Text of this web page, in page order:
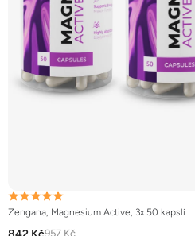
Zengana, Magnesium Active, 3x 50 kapslí
957 Kč